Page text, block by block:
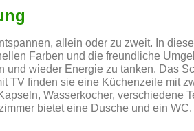
allein oder zu zweit. In
Farben und die freundliche
und wieder Energie zu tanken. Das
TV finden sie eine Küchenzeile mit
Wasserkocher, verschiedene
bietet eine Dusche und ein WC.